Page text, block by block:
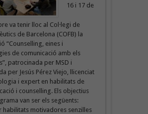
16 i 17 de
va tenir lloc al Col·legi de
de Barcelona (COFB) la
“Counselling, eines i
de comunicació amb els
patrocinada per MSD i
per Jesús Pérez Viejo, llicenciat
i expert en habilitats de
i counselling. Els objectius
van ser els següents:
habilitats motivadores senzilles